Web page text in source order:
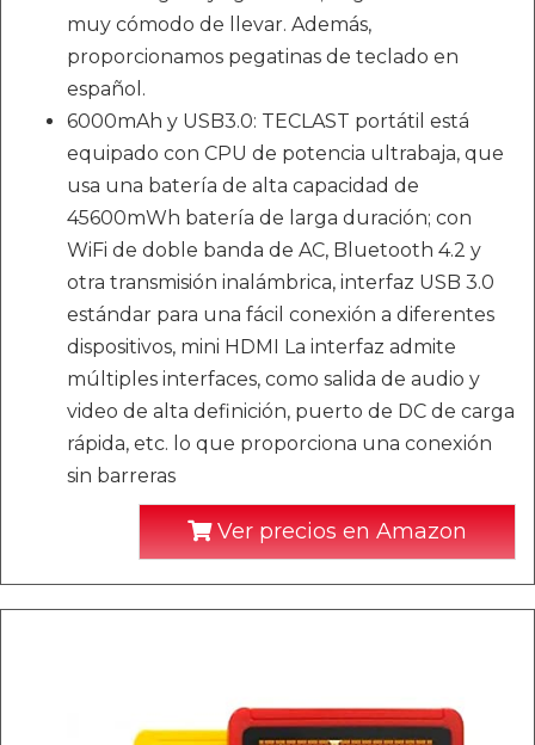
muy cómodo de llevar. Además,
proporcionamos pegatinas de teclado en
español.
6000mAh y USB3.0: TECLAST portátil está
equipado con CPU de potencia ultrabaja, que
usa una batería de alta capacidad de
45600mWh batería de larga duración; con
WiFi de doble banda de AC, Bluetooth 4.2 y
otra transmisión inalámbrica, interfaz USB 3.0
estándar para una fácil conexión a diferentes
dispositivos, mini HDMI La interfaz admite
múltiples interfaces, como salida de audio y
video de alta definición, puerto de DC de carga
rápida, etc. lo que proporciona una conexión
sin barreras
Ver precios en Amazon